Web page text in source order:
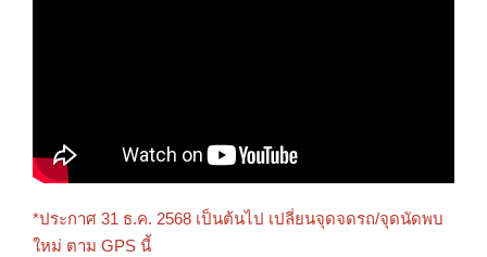
*ประกาศ 31 ธ.ค. 2568 เป็นต้นไป เปลี่ยนจุดจดรถ/จุดนัดพบ
ใหม่ ตาม GPS นี้